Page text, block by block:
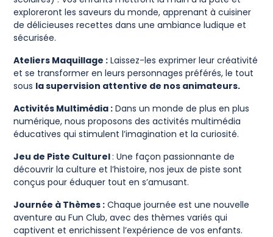
exploreront les saveurs du monde, apprenant à cuisiner
de délicieuses recettes dans une ambiance ludique et
sécurisée.
Ateliers Maquillage : Laissez-les exprimer leur créativité
et se transformer en leurs personnages préférés, le tout
sous la supervision attentive de nos animateurs.
Activités Multimédia : Dans un monde de plus en plus
numérique, nous proposons des activités multimédia
éducatives qui stimulent l’imagination et la curiosité.
Jeu de Piste Culturel: Une façon passionnante de
découvrir la culture et l’histoire, nos jeux de piste sont
conçus pour éduquer tout en s’amusant.
Journée à Thèmes : Chaque journée est une nouvelle
aventure au Fun Club, avec des thèmes variés qui
captivent et enrichissent l’expérience de vos enfants.